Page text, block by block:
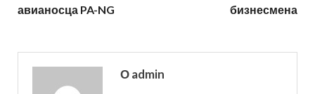
авианосца PA-NG
бизнесмена
О admin